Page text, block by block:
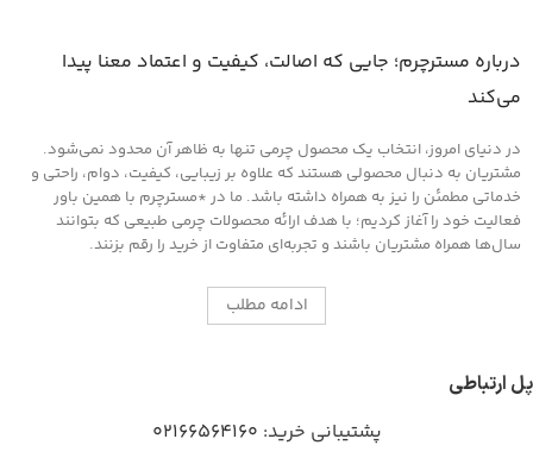
درباره مسترچرم؛ جایی که اصالت، کیفیت و اعتماد معنا پیدا
می‌کند
در دنیای امروز، انتخاب یک محصول چرمی تنها به ظاهر آن محدود نمی‌شود.
مشتریان به دنبال محصولی هستند که علاوه بر زیبایی، کیفیت، دوام، راحتی و
خدماتی مطمئن را نیز به همراه داشته باشد. ما در *مسترچرم با همین باور
فعالیت خود را آغاز کردیم؛ با هدف ارائه محصولات چرمی طبیعی که بتوانند
سال‌ها همراه مشتریان باشند و تجربه‌ای متفاوت از خرید را رقم بزنند.
ادامه مطلب
پل ارتباطی
پشتیبانی خرید: 02166564160